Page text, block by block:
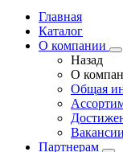
Главная
Каталог
О компании
Назад
О
Общая
Вакансии
Партнерам